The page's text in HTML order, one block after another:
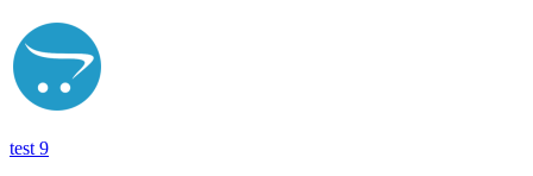
test 9